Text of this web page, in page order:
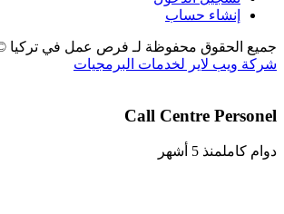
إنشاء حساب
جميع الحقوق محفوظة لـ فرص عمل في تركيا ©
شركة ويب لاير لخدمات البرمجيات
Call Centre Personel
دوام كاملمنذ 5 أشهر